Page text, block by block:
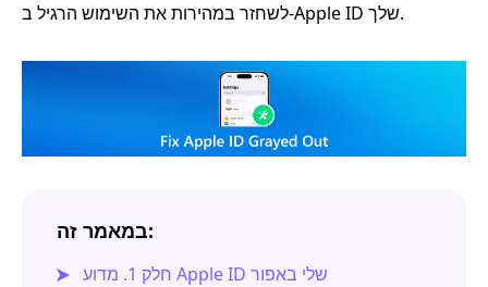
לשחזר במהירות את השימוש הרגיל ב-Apple ID שלך.
במאמר זה:
חלק 1. מדוע Apple ID שלי באפור